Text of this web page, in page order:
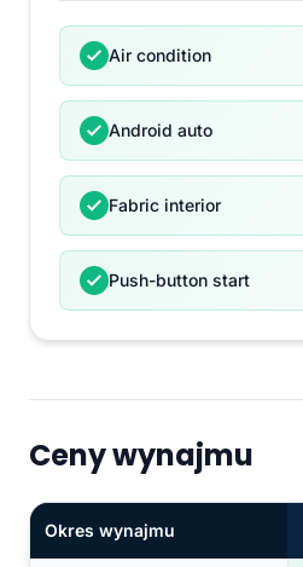
Air condition
Android auto
Fabric interior
Push-button start
Ceny wynajmu
Okres wynajmu